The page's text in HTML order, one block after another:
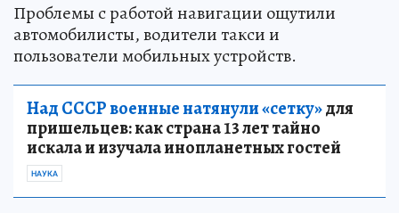
Проблемы с работой навигации ощутили
автомобилисты, водители такси и
пользователи мобильных устройств.
Над СССР военные натянули «сетку»для
пришельцев: как страна 13 лет тайно
искала и изучала инопланетных гостей
НАУКА